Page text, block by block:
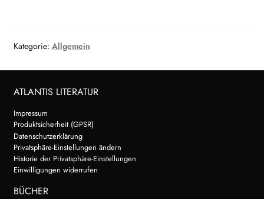
Kategorie: Allgemein
ATLANTIS LITERATUR
Impressum
Produktsicherheit (GPSR)
Datenschutzerklärung
Privatsphäre-Einstellungen ändern
Historie der Privatsphäre-Einstellungen
Einwilligungen widerrufen
BÜCHER